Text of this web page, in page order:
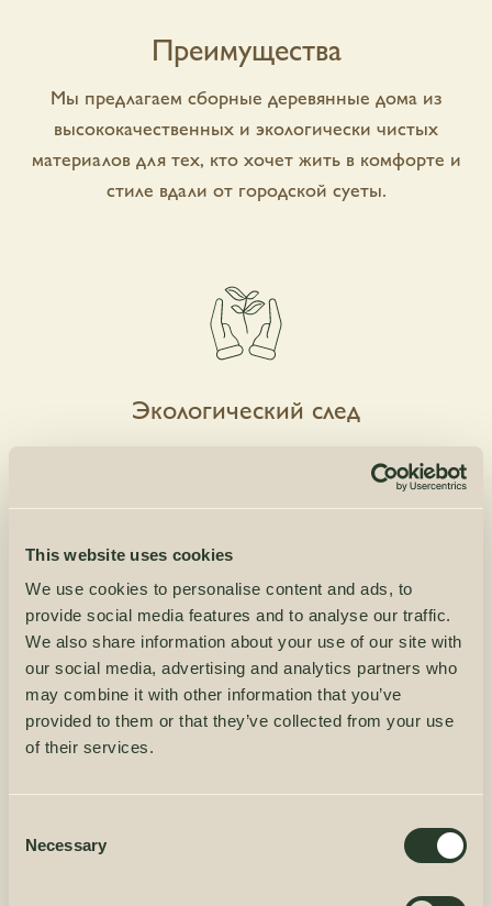
This website uses cookies
We use cookies to personalise content and ads, to
provide social media features and to analyse our traffic.
We also share information about your use of our site with
our social media, advertising and analytics partners who
may combine it with other information that you’ve
provided to them or that they’ve collected from your use
of their services.
Selection
Necessary
Преимущества
Мы предлагаем сборные деревянные дома из
высококачественных и экологически чистых
материалов для тех, кто хочет жить в комфорте и
стиле вдали от городской суеты.
Экологический след
Мы используем экологически чистые технологии и
Функциональность дизайна
потребностей на протяжении всего срока службы.